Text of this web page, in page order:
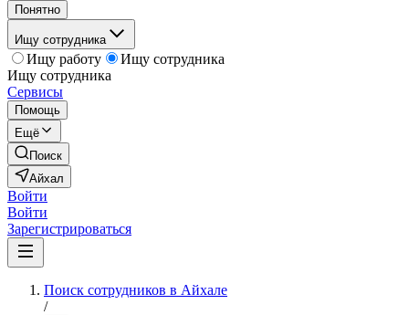
Понятно
Ищу сотрудника
Ищу работу
Ищу сотрудника
Ищу сотрудника
Сервисы
Помощь
Ещё
Поиск
Айхал
Войти
Войти
Зарегистрироваться
Поиск сотрудников в Айхале
/